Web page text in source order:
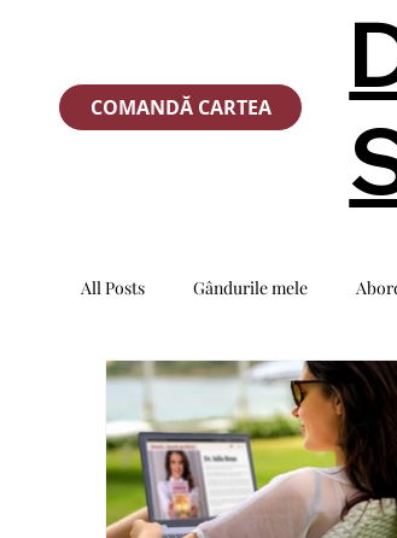
COMANDĂ CARTEA
All Posts Gândurile mele